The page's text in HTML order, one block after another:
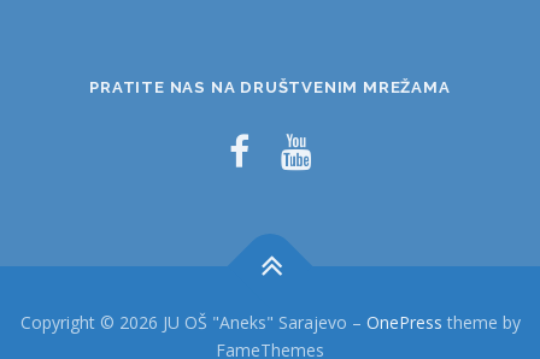
PRATITE NAS NA DRUŠTVENIM MREŽAMA
Copyright © 2026 JU OŠ "Aneks" Sarajevo – OnePress theme by
FameThemes